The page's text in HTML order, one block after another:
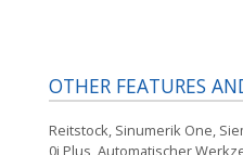
OTHER FEATURES
Reitstock, Sinumerik One,
0i Plus, Automatischer